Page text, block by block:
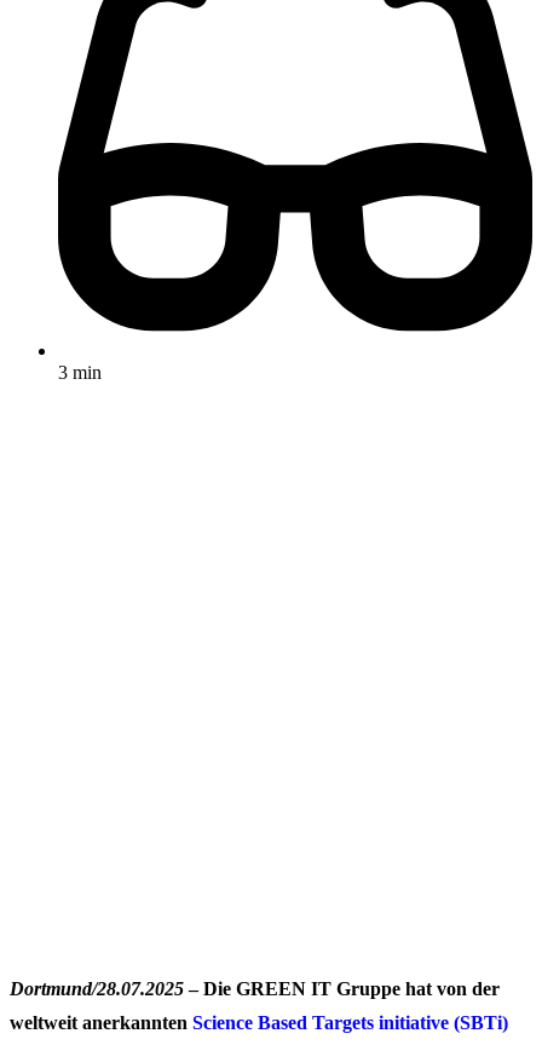
3 min
Dortmund/28.07.2025– Die GREEN IT Gruppe hat von der
weltweit anerkannten Science Based Targets initiative (SBTi)